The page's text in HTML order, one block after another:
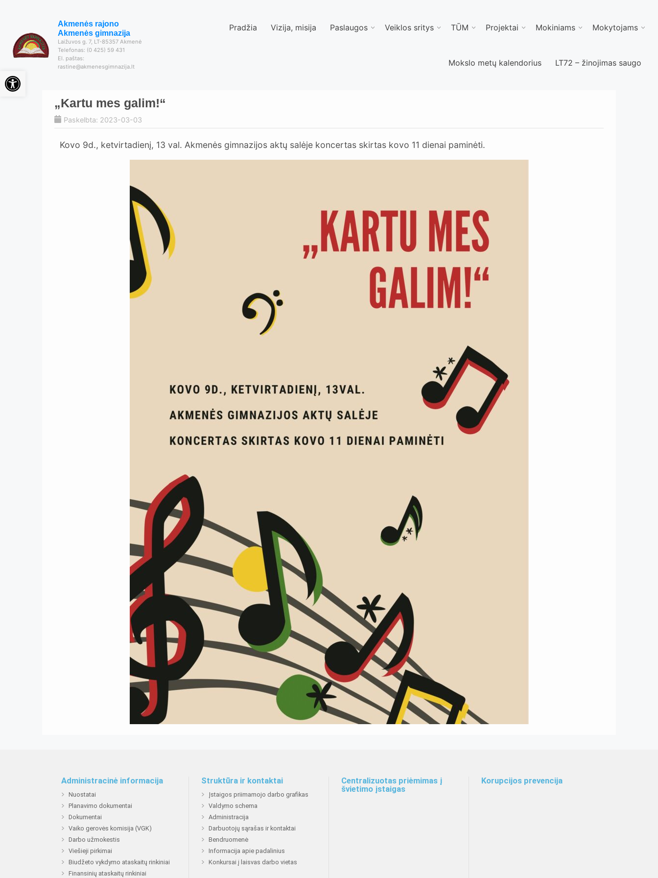
Akmenės rajono
Akmenės gimnazija
Laižuvos g. 7, LT-85357 Akmenė
Telefonas: (0 425) 59 431
El. paštas:
rastine@akmenesgimnazija.lt
Pradžia Vizija, misija Paslaugos Veiklos sritys TŪM Projektai Mokiniams Mokytojams
Mokslo metų kalendorius LT72 – žinojimas saugo
„Kartu mes galim!“
Paskelbta: 2023-03-03
Kovo 9d., ketvirtadienį, 13 val. Akmenės gimnazijos aktų salėje koncertas skirtas kovo 11 dienai paminėti.
Administracinė informacija
Nuostatai
Planavimo dokumentai
Dokumentai
Vaiko gerovės komisija (VGK)
Darbo užmokestis
Viešieji pirkimai
Biudžeto vykdymo ataskaitų rinkiniai
Finansinių ataskaitų rinkiniai
Struktūra ir kontaktai
Įstaigos priimamojo darbo grafikas
Valdymo schema
Administracija
Darbuotojų sąrašas ir kontaktai
Bendruomenė
Informacija apie padalinius
Konkursai į laisvas darbo vietas
Centralizuotas priėmimas į
švietimo įstaigas
Korupcijos prevencija
Open toolbar